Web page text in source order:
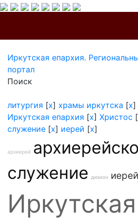
Иркутская епархия.
портал
Поиск
литургия [x] храмы иркутска [x]
Иркутская епархия [x] Христос [
служение [x] иерей [x]
архиерей
служение
диакон иерей
Иркутская